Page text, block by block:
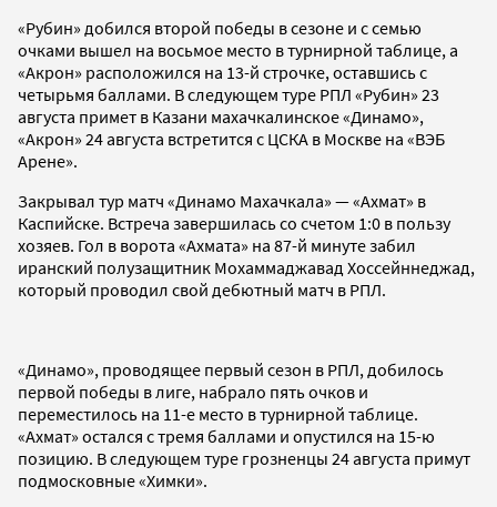
«Рубин» добился второй победы в сезоне и с семью
очками вышел на восьмое место в турнирной таблице, а
«Акрон» расположился на 13-й строчке, оставшись с
четырьмя баллами. В следующем туре РПЛ «Рубин» 23
августа примет в Казани махачкалинское «Динамо»,
«Акрон» 24 августа встретится с ЦСКА в Москве на «ВЭБ
Арене».
Закрывал тур матч «Динамо Махачкала» — «Ахмат» в
Каспийске. Встреча завершилась со счетом 1:0 в пользу
хозяев. Гол в ворота «Ахмата» на 87-й минуте забил
иранский полузащитник Мохаммаджавад Хоссейннеджад,
который проводил свой дебютный матч в РПЛ.
«Динамо», проводящее первый сезон в РПЛ, добилось
первой победы в лиге, набрало пять очков и
переместилось на 11-е место в турнирной таблице.
«Ахмат» остался с тремя баллами и опустился на 15-ю
позицию. В следующем туре грозненцы 24 августа примут
подмосковные «Химки».